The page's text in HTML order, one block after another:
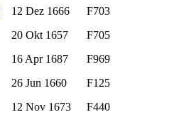
12 Dez 1666
F703
20 Okt 1657
F705
16 Apr 1687
F969
26 Jun 1660
F125
12 Nov 1673
F440